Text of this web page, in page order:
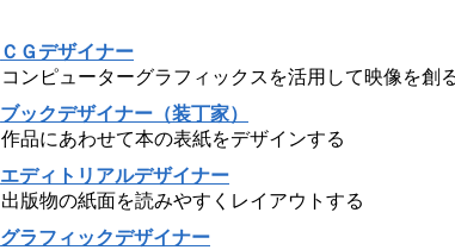
ＣＧデザイナー
コンピューターグラフィックスを活用して映像を創
ブックデザイナー（装丁家）
作品にあわせて本の表紙をデザインする
エディトリアルデザイナー
出版物の紙面を読みやすくレイアウトする
グラフィックデザイナー